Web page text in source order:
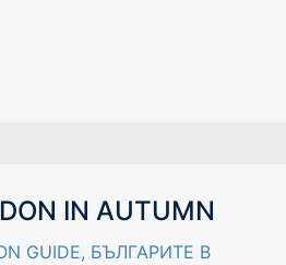
IN AUTUMN
GUIDE, БЪЛГАРИТЕ В